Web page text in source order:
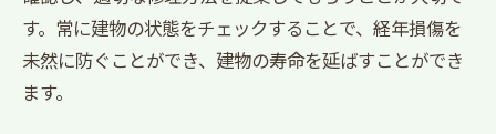
す。常に建物の状態をチェックすることで、経年損傷を
未然に防ぐことができ、建物の寿命を延ばすことができ
ます。